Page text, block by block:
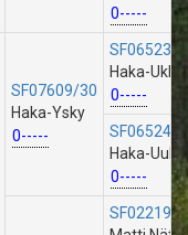
0-----
SF07609/30
Haka-Ysky
0-----
SF06523/
Haka-Ukki
0-----
SF06524/
Haka-Uula
0-----
SF02219/